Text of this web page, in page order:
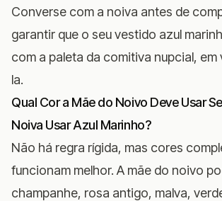
Converse com a noiva antes de
garantir que o seu vestido azul
com a paleta da comitiva nupcial, em
la.
Qual Cor a Mãe do Noivo Deve Usar
Noiva Usar Azul Marinho?
Não há regra rígida, mas cores
funcionam melhor. A mãe do noivo
champanhe, rosa antigo, malva,